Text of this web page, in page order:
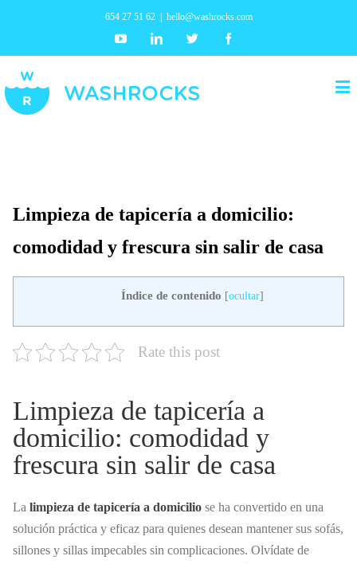
654 27 51 62 hello@washrocks.com
YoutubeLinkedin Twitter
Limpieza de tapicería a domicilio:
comodidad y frescura sin salir de casa
Índice de contenido [ocultar]
Rate this post
Limpieza de tapicería a
domicilio: comodidad y
frescura sin salir de casa
La limpieza de tapicería a domicilio se ha convertido en una
solución práctica y eficaz para quienes desean mantener sus sofás,
sillones y sillas impecables sin complicaciones. Olvídate de